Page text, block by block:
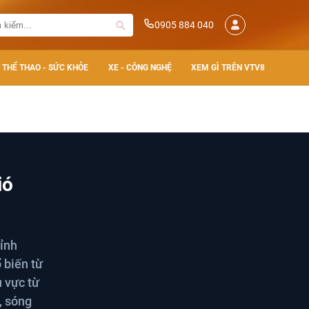
0905 884 040
THỂ THAO - SỨC KHỎE XE - CÔNG NGHỆ XEM GÌ TRÊN VTV8
biến từ
vực từ
sóng